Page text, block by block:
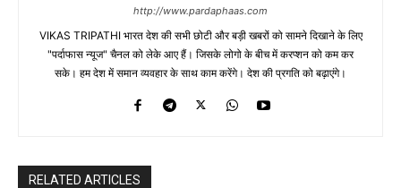
http://www.pardaphaas.com
VIKAS TRIPATHI भारत देश की सभी छोटी और बड़ी खबरों को सामने दिखाने के लिए
"पर्दाफास न्यूज" चैनल को लेके आए हैं। जिसके लोगो के बीच में करप्शन को कम कर
सके। हम देश में समान व्यवहार के साथ काम करेंगे। देश की प्रगति को बढ़ाएंगे।
RELATED ARTICLES